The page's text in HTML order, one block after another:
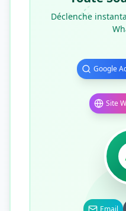
Déclenche
Google
Site
Email